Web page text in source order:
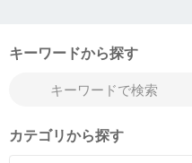
キーワードから探す
カテゴリから探す